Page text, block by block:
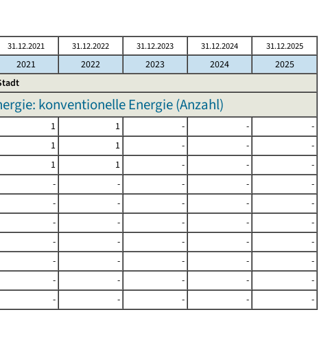
31.12.2021 31.12.2022 31.12.2023 31.12.2024 31.12.2025
2021 2022 2023 2024
2025
konventionelle Energie (Anzahl)
1 1 - -
-
1 1 - -
-
1 1 - -
-
- - - -
-
- - - -
-
- - - -
-
- - - -
-
- - - -
-
- - - -
-
- - - - -